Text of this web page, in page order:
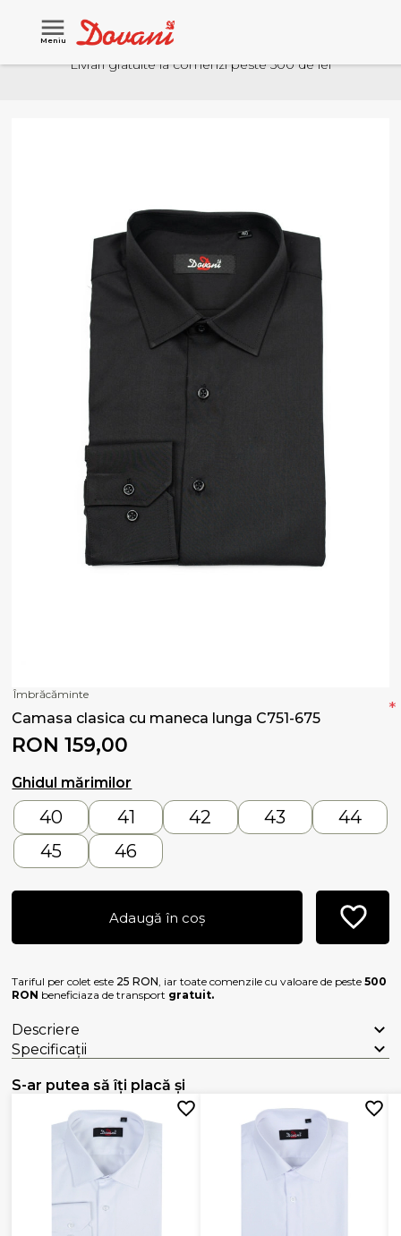
Meniu
Livrari gratuite la comenzi peste 500 de lei
Îmbrăcăminte
Camasa clasica cu maneca lunga C751-675
RON 159,00
Ghidul mărimilor
*
40 41 42 43
44
45
46
Adaugă în coș
Tariful per colet este 25 RON, iar toate comenzile cu valoare de peste500
RON beneficiaza de transport gratuit.
Descriere
Specificații
S-ar putea să îți placă și